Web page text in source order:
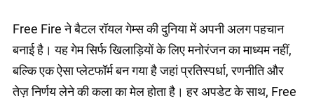
Free Fire ने बैटल रॉयल गेम्स की दुनिया में अपनी अलग पहचान
बनाई है। यह गेम सिर्फ खिलाड़ियों के लिए मनोरंजन का माध्यम नहीं,
बल्कि एक ऐसा प्लेटफॉर्म बन गया है जहां प्रतिस्पर्धा, रणनीति और
तेज़ निर्णय लेने की कला का मेल होता है। हर अपडेट के साथ, Free